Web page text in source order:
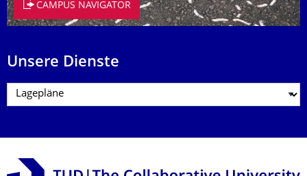
CAMPUS NAVIGATOR
Unsere Dienste